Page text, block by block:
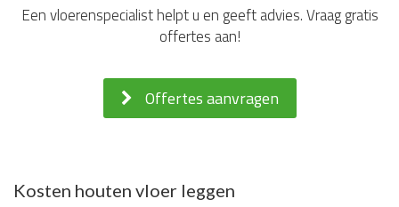
Een vloerenspecialist helpt u en geeft advies. Vraag gratis
offertes aan!
Offertes aanvragen
Kosten houten vloer leggen